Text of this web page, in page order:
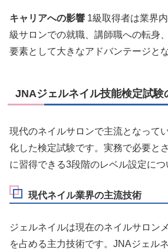
キャリアへの影響 1級取得者は業界
級サロンでの就職、講師職への転身
要素として大きなアドバンテージと
JNAジェルネイル技能検定試験
現代のネイルサロンで主流となって
化した検定試験です。実務で必要と
に習得できる3段階のレベル設定につ
現代ネイル業界の主流技術
ジェルネイルは現在のネイルサロン
を占める主力技術です。JNAジェル